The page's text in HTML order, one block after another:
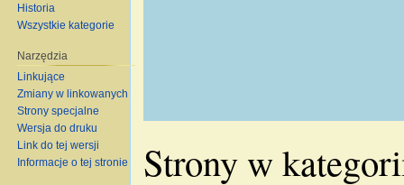
Strony w
Historia
Wszystkie kategorie
Narzędzia
Linkujące
Zmiany w linkowanych
Strony specjalne
Wersja do druku
Link do tej wersji
Informacje o tej stronie